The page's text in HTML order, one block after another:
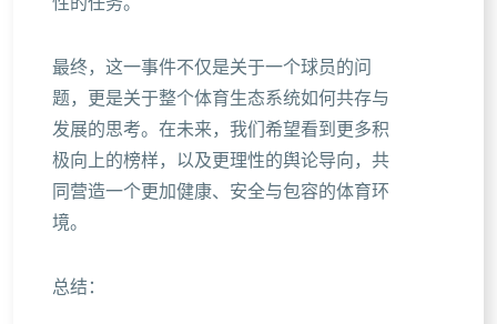
最终，这一事件不仅是关于一个球员的问
题，更是关于整个体育生态系统如何共存与
发展的思考。在未来，我们希望看到更多积
极向上的榜样，以及更理性的舆论导向，共
同营造一个更加健康、安全与包容的体育环
境。
总结：